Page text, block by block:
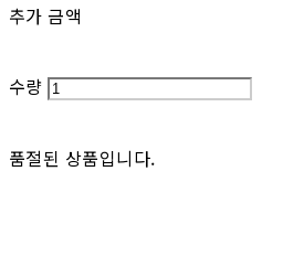
추가 금액
수량
품절된 상품입니다.